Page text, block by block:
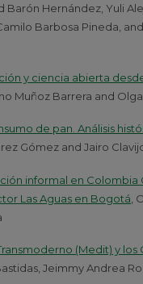
Barón Hernández, Yuli
Barbosa Pineda,
y ciencia abierta
Muñoz Barrera and
de pan. Análisis
Gómez and Jairo
informal en Colombia
Las Aguas en Bogotá ,
(Medit) y
Jeimmy Andrea